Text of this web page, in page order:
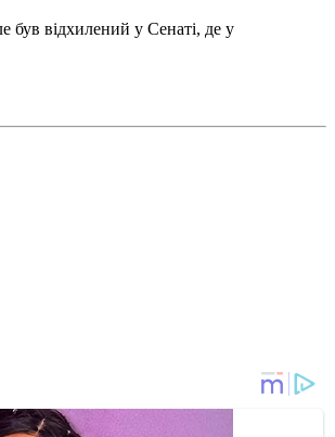
був відхилений у Сенаті, де у